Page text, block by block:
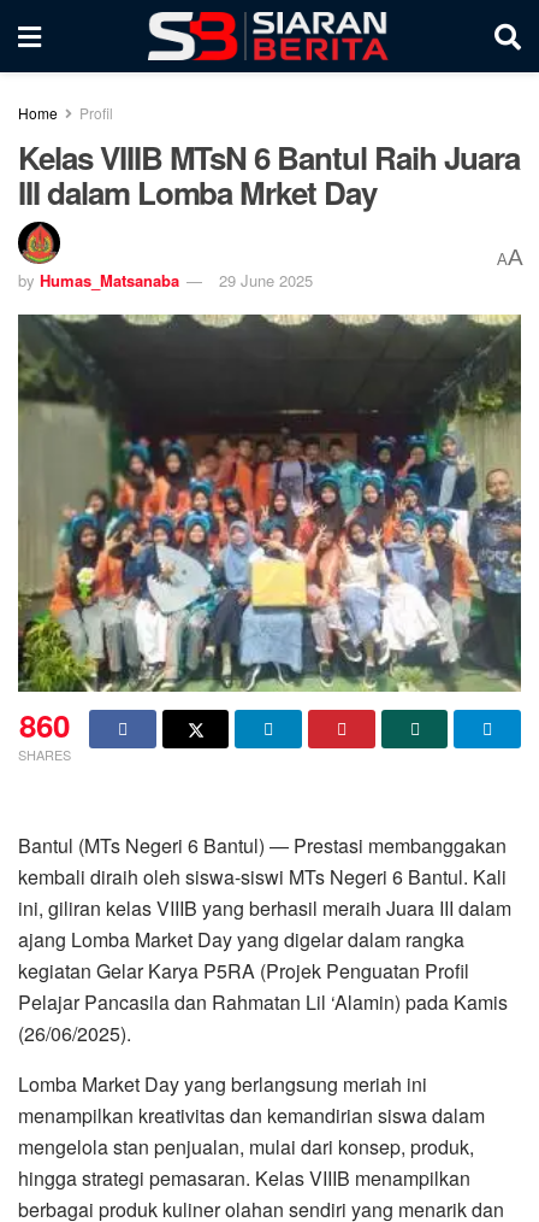
Home Profil
Kelas VIIIB MTsN 6 Bantul Raih Juara
III dalam Lomba Mrket Day
by Humas_Matsanaba 29 June 2025
AA
860
SHARES
Bantul (MTs Negeri 6 Bantul) — Prestasi membanggakan
kembali diraih oleh siswa-siswi MTs Negeri 6 Bantul. Kali
ini, giliran kelas VIIIB yang berhasil meraih Juara III dalam
ajang Lomba Market Day yang digelar dalam rangka
kegiatan Gelar Karya P5RA (Projek Penguatan Profil
Pelajar Pancasila dan Rahmatan Lil ‘Alamin) pada Kamis
(26/06/2025).
Lomba Market Day yang berlangsung meriah ini
menampilkan kreativitas dan kemandirian siswa dalam
mengelola stan penjualan, mulai dari konsep, produk,
hingga strategi pemasaran. Kelas VIIIB menampilkan
berbagai produk kuliner olahan sendiri yang menarik dan